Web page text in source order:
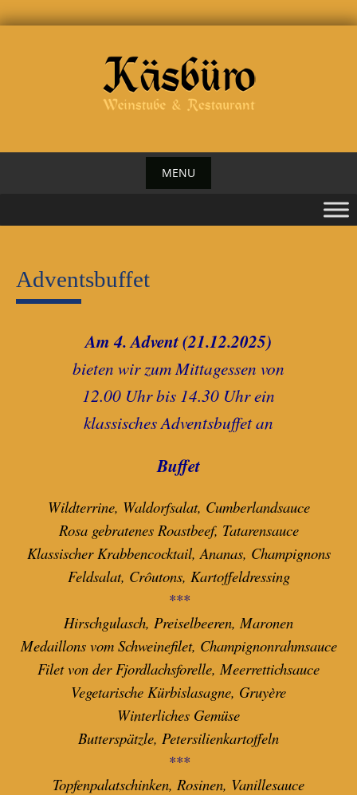
MENU
Adventsbuffet
Am 4. Advent (21.12.2025)
bieten wir zum Mittagessen von
12.00 Uhr bis 14.30 Uhr ein
klassisches Adventsbuffetan
Buffet
Wildterrine, Waldorfsalat, Cumberlandsauce
Rosa gebratenes Roastbeef, Tatarensauce
Klassischer Krabbencocktail, Ananas, Champignons
Feldsalat, Crôutons, Kartoffeldressing
***
Hirschgulasch, Preiselbeeren, Maronen
Medaillons vom Schweinefilet, Champignonrahmsauce
Filet von der Fjordlachsforelle, Meerrettichsauce
Vegetarische Kürbislasagne, Gruyère
Winterliches Gemüse
Butterspätzle, Petersilienkartoffeln
***
Topfenpalatschinken, Rosinen, Vanillesauce